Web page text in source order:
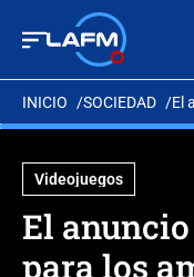
INICIO SOCIEDAD El
Videojuegos
El
para los